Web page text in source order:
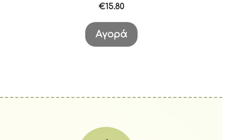
€15.80
Αγορά